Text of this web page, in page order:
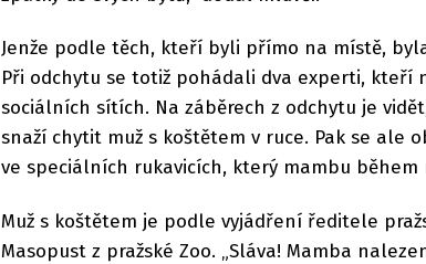
Jenže podle těch, kteří byli přímo na místě,
Při odchytu se totiž pohádali dva experti, kteří
sociálních sítích. Na záběrech z odchytu je
snaží chytit muž s koštětem v ruce. Pak se ale
ve speciálních rukavicích, který mambu
Muž s koštětem je podle vyjádření ředitele
Masopust z pražské Zoo. „Sláva! Mamba